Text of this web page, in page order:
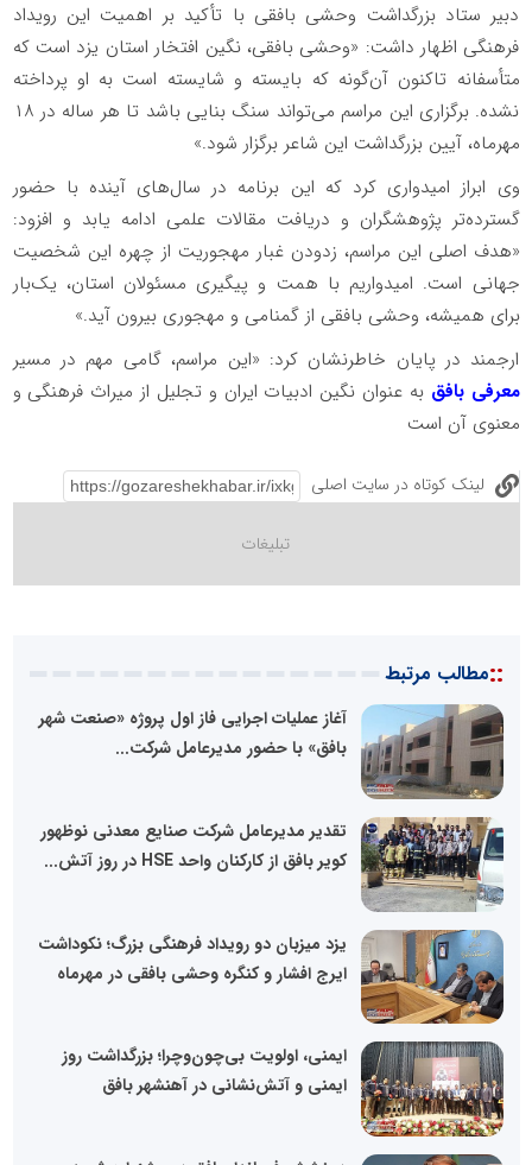
دبیر ستاد بزرگداشت وحشی بافقی با تأکید بر اهمیت این رویداد
فرهنگی اظهار داشت: «وحشی بافقی، نگین افتخار استان یزد است که
متأسفانه تاکنون آن‌گونه که بایسته و شایسته است به او پرداخته
نشده. برگزاری این مراسم می‌تواند سنگ بنایی باشد تا هر ساله در ۱۸
مهرماه، آیین بزرگداشت این شاعر برگزار شود.»
وی ابراز امیدواری کرد که این برنامه در سال‌های آینده با حضور
گسترده‌تر پژوهشگران و دریافت مقالات علمی ادامه یابد و افزود:
«هدف اصلی این مراسم، زدودن غبار مهجوریت از چهره این شخصیت
جهانی است. امیدواریم با همت و پیگیری مسئولان استان، یک‌بار
برای همیشه، وحشی بافقی از گمنامی و مهجوری بیرون آید.»
ارجمند در پایان خاطرنشان کرد: «این مراسم، گامی مهم در مسیر
معرفی بافق به عنوان نگین ادبیات ایران و تجلیل از میراث فرهنگی و
معنوی آن است
لینک کوتاه در سایت اصلی
::مطالب مرتبط
آغاز عملیات اجرایی فاز اول پروژه «صنعت شهر
بافق» با حضور مدیرعامل شرکت...
تقدیر مدیرعامل شرکت صنایع معدنی نوظهور
کویر بافق از کارکنان واحد HSE در روز آتش...
یزد میزبان دو رویداد فرهنگی بزرگ؛ نکوداشت
ایرج افشار و کنگره وحشی بافقی در مهرماه
ایمنی، اولویت بی‌چون‌وچرا؛ بزرگداشت روز
ایمنی و آتش‌نشانی در آهنشهر بافق